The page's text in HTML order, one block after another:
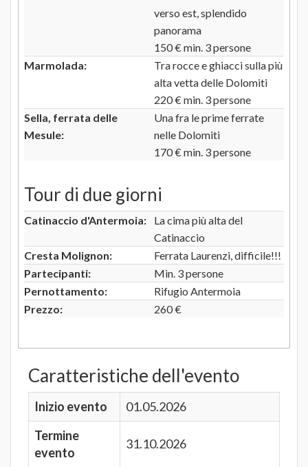
verso est, splendido
panorama
150 € min. 3 persone
Marmolada:
Tra rocce e ghiacci sulla più
alta vetta delle Dolomiti
220 € min. 3 persone
Sella, ferrata delle
Mesule:
Una fra le prime ferrate
nelle Dolomiti
170 € min. 3 persone
Tour di due giorni
Catinaccio d'Antermoia:
La cima più alta del
Catinaccio
Cresta Molignon:
Ferrata Laurenzi, difficile!!!
Partecipanti:
Min. 3 persone
Pernottamento:
Rifugio Antermoia
Prezzo:
260 €
Caratteristiche dell'evento
Inizio evento
01.05.2026
Termine
evento
31.10.2026